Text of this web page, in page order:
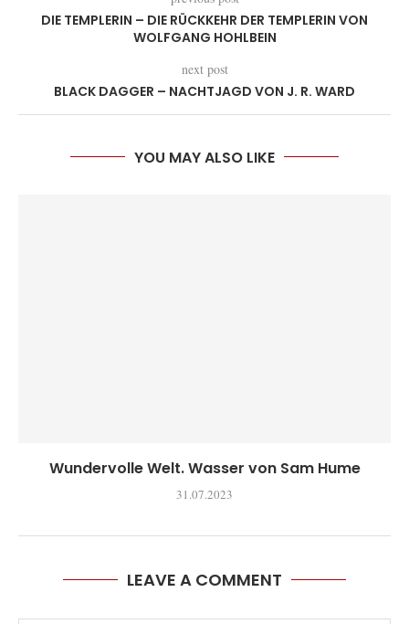
DIE TEMPLERIN – DIE RÜCKKEHR DER TEMPLERIN VON
WOLFGANG HOHLBEIN
next post
BLACK DAGGER – NACHTJAGD VON J. R. WARD
YOU MAY ALSO LIKE
Wundervolle Welt. Wasser von Sam Hume
31.07.2023
LEAVE A COMMENT